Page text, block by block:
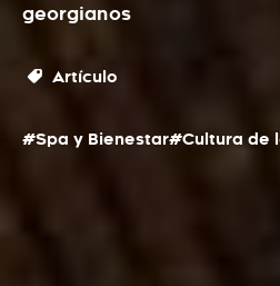
georgianos
Artículo
#Spa y Bienestar#Cultura de